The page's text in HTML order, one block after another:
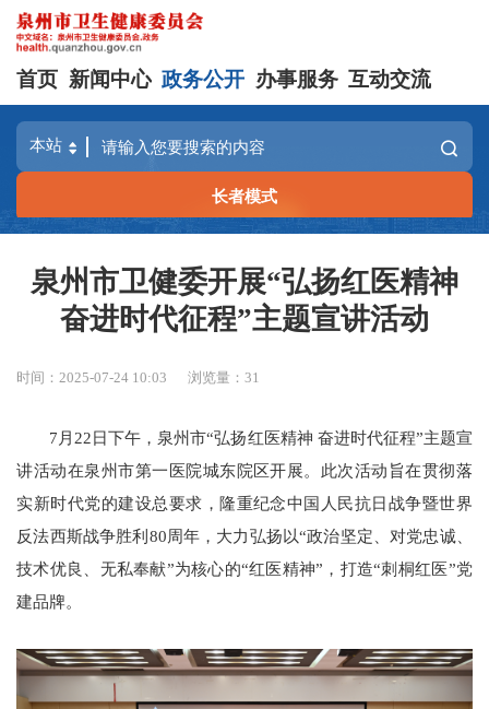
首页 新闻中心 政务公开 办事服务 互动交流
长者模式
泉州市卫健委开展“弘扬红医精神
奋进时代征程”主题宣讲活动
时间：2025-07-24 10:03 浏览量：31
7月22日下午，泉州市“弘扬红医精神 奋进时代征程”主题宣
讲活动在泉州市第一医院城东院区开展。此次活动旨在贯彻落
实新时代党的建设总要求，隆重纪念中国人民抗日战争暨世界
反法西斯战争胜利80周年，大力弘扬以“政治坚定、对党忠诚、
技术优良、无私奉献”为核心的“红医精神”，打造“刺桐红医”党
建品牌。